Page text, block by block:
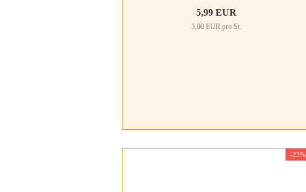
5,99 EUR
3,00 EUR pro St.
-23%